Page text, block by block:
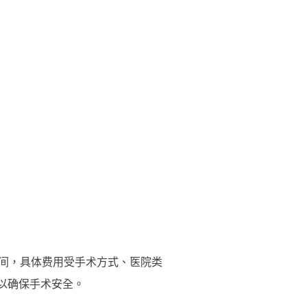
，具体费用受手术方式、医院类
确保手术安全。